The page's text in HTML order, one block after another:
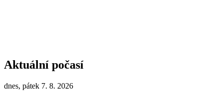
Aktuální počasí
dnes, pátek 7. 8. 2026